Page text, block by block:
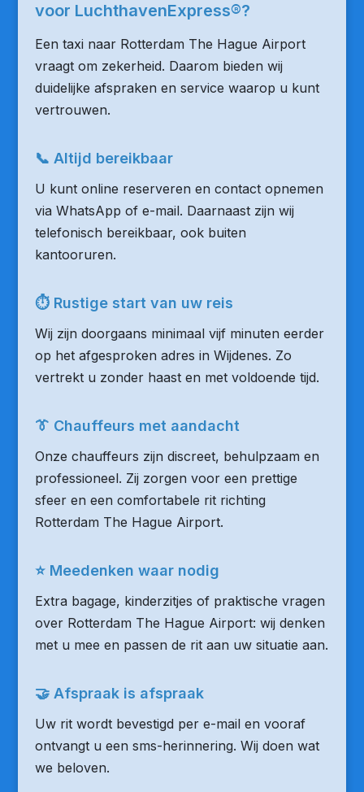
voor LuchthavenExpress®?
Een taxi naar Rotterdam The Hague Airport
vraagt om zekerheid. Daarom bieden wij
duidelijke afspraken en service waarop u kunt
vertrouwen.
📞 Altijd bereikbaar
U kunt online reserveren en contact opnemen
via WhatsApp of e-mail. Daarnaast zijn wij
telefonisch bereikbaar, ook buiten
kantooruren.
⏱ Rustige start van uw reis
Wij zijn doorgaans minimaal vijf minuten eerder
op het afgesproken adres in Wijdenes. Zo
vertrekt u zonder haast en met voldoende tijd.
👔 Chauffeurs met aandacht
Onze chauffeurs zijn discreet, behulpzaam en
professioneel. Zij zorgen voor een prettige
sfeer en een comfortabele rit richting
Rotterdam The Hague Airport.
⭐ Meedenken waar nodig
Extra bagage, kinderzitjes of praktische vragen
over Rotterdam The Hague Airport: wij denken
met u mee en passen de rit aan uw situatie aan.
🤝 Afspraak is afspraak
Uw rit wordt bevestigd per e-mail en vooraf
ontvangt u een sms-herinnering. Wij doen wat
we beloven.